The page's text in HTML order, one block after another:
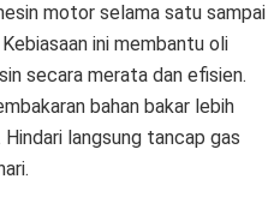
motor selama satu sampai
ini membantu oli
secara merata dan efisien.
bahan bakar lebih
langsung tancap gas